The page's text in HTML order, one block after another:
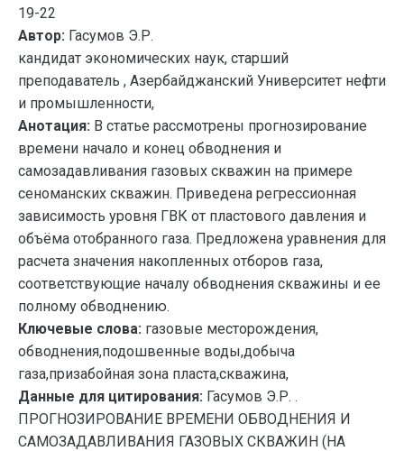
19-22
Автор: Гасумов Э.Р.
кандидат экономических наук, старший
преподаватель , Азербайджанский Университет нефти
и промышленности,
Анотация: В статье рассмотрены прогнозирование
времени начало и конец обводнения и
самозадавливания газовых скважин на примере
сеноманских скважин. Приведена регрессионная
зависимость уровня ГВК от пластового давления и
объёма отобранного газа. Предложена уравнения для
расчета значения накопленных отборов газа,
соответствующие началу обводнения скважины и ее
полному обводнению.
Ключевые слова: газовые месторождения,
обводнения,подошвенные воды,добыча
газа,призабойная зона пласта,скважина,
Данные для цитирования: Гасумов Э.Р. .
ПРОГНОЗИРОВАНИЕ ВРЕМЕНИ ОБВОДНЕНИЯ И
САМОЗАДАВЛИВАНИЯ ГАЗОВЫХ СКВАЖИН (НА